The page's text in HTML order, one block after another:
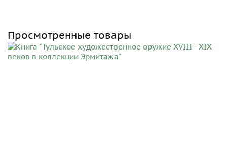
Просмотренные товары